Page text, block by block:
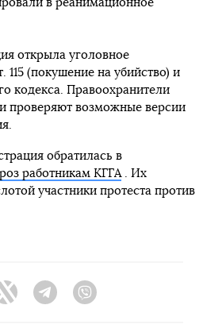
в реанимационное
открыла уголовное
115 (покушение на убийство) и
кодекса. Правоохранители
проверяют возможные версии
обратилась в
работникам КГГА. Их
участники протеста против
Twitter Telegram